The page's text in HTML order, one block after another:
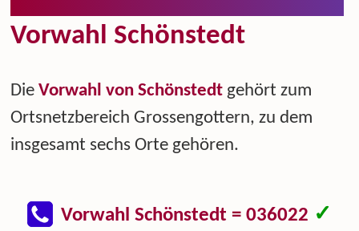
Vorwahl Schönstedt
DieVorwahl von Schönstedt gehört zum
Ortsnetzbereich Grossengottern, zu dem
insgesamt sechs Orte gehören.
Vorwahl Schönstedt = 036022 ✓